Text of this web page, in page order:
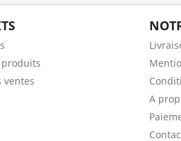
produits
ventes
A